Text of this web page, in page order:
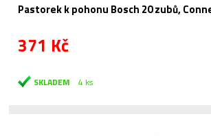
Pastorek k pohonu Bosch 20 zubů,
371 Kč
SKLADEM 4 ks